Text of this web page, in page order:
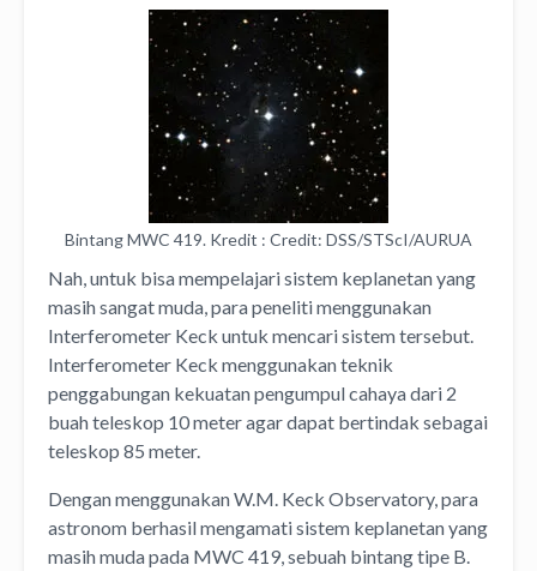
Bintang MWC 419. Kredit : Credit: DSS/STScI/AURUA
Nah, untuk bisa mempelajari sistem keplanetan yang
masih sangat muda, para peneliti menggunakan
Interferometer Keck untuk mencari sistem tersebut.
Interferometer Keck menggunakan teknik
penggabungan kekuatan pengumpul cahaya dari 2
buah teleskop 10 meter agar dapat bertindak sebagai
teleskop 85 meter.
Dengan menggunakan W.M. Keck Observatory, para
astronom berhasil mengamati sistem keplanetan yang
masih muda pada MWC 419, sebuah bintang tipe B.